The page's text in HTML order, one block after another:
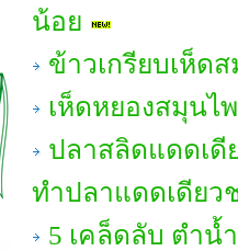
น้อย
ข้าวเกรียบเห็ด
เห็ดหยองสมุนไ
ปลาสลิดแดดเดี
ทำปลาแดดเดียว
5 เคล็ดลับ ตำน้